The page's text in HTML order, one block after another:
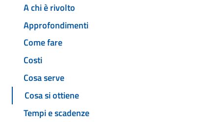
A chi è rivolto
Approfondimenti
Come fare
Costi
Cosa serve
Cosa si ottiene
Tempi e scadenze